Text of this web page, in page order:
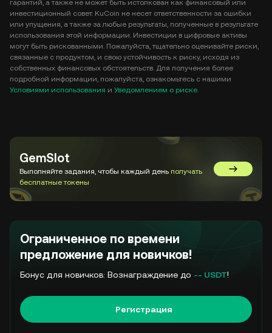
гарантий, а также не может быть истолкован как финансовый или
инвестиционный совет. KuCoin не несет ответственности за ошибки
или упущения, а также за любые результаты, полученные в результате
использования этой информации. Инвестиции в цифровые активы
могут быть рискованными. Пожалуйста, тщательно оценивайте риски,
связанные с продуктом, и свою устойчивость к риску, исходя из
собственных финансовых обстоятельств. Для получения более
подробной информации, пожалуйста, ознакомьтесь с нашими
Условиями использования и Уведомлением о риске.
GemSlot
Выполняйте задания, чтобы каждый день получать
бесплатные токены
Перейти
Ограниченное по времени
предложение для новичков!
Бонус для новичков: Вознаграждение до -- USDT!
Регистрация